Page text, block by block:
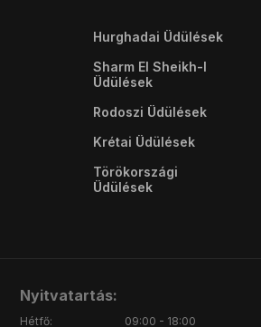
Hurghadai Üdülések
Sharm El Sheikh-I
Üdülések
Rodoszi Üdülések
Krétai Üdülések
Törökországi
Üdülések
Nyitvatartás:
Hétfő: 09:00 - 18:00